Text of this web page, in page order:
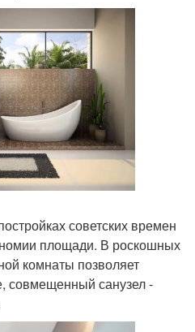
советских времен
площади. В роскошных
комнаты позволяет
совмещенный санузел -